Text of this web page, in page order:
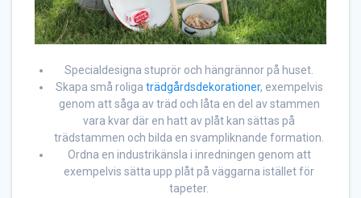
Specialdesigna stuprör och hängrännor på huset.
Skapa små roliga trädgårdsdekorationer, exempelvis
genom att såga av träd och låta en del av stammen
vara kvar där en hatt av plåt kan sättas på
trädstammen och bilda en svampliknande formation.
Ordna en industrikänsla i inredningen genom att
exempelvis sätta upp plåt på väggarna istället för
tapeter.